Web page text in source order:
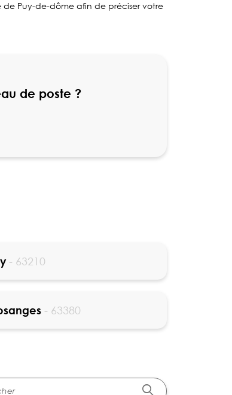
de Puy-de-dôme afin de préciser votre
de poste ?
- 63210
- 63380